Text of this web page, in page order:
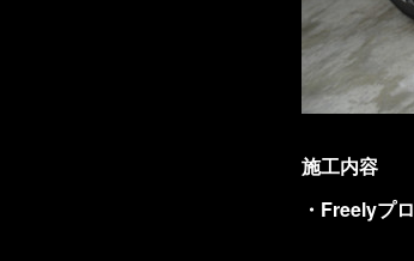
施工内容
・Freelyプロ